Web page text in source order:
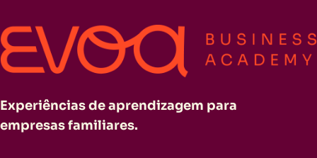
Experiências de aprendizagem para
empresas familiares.